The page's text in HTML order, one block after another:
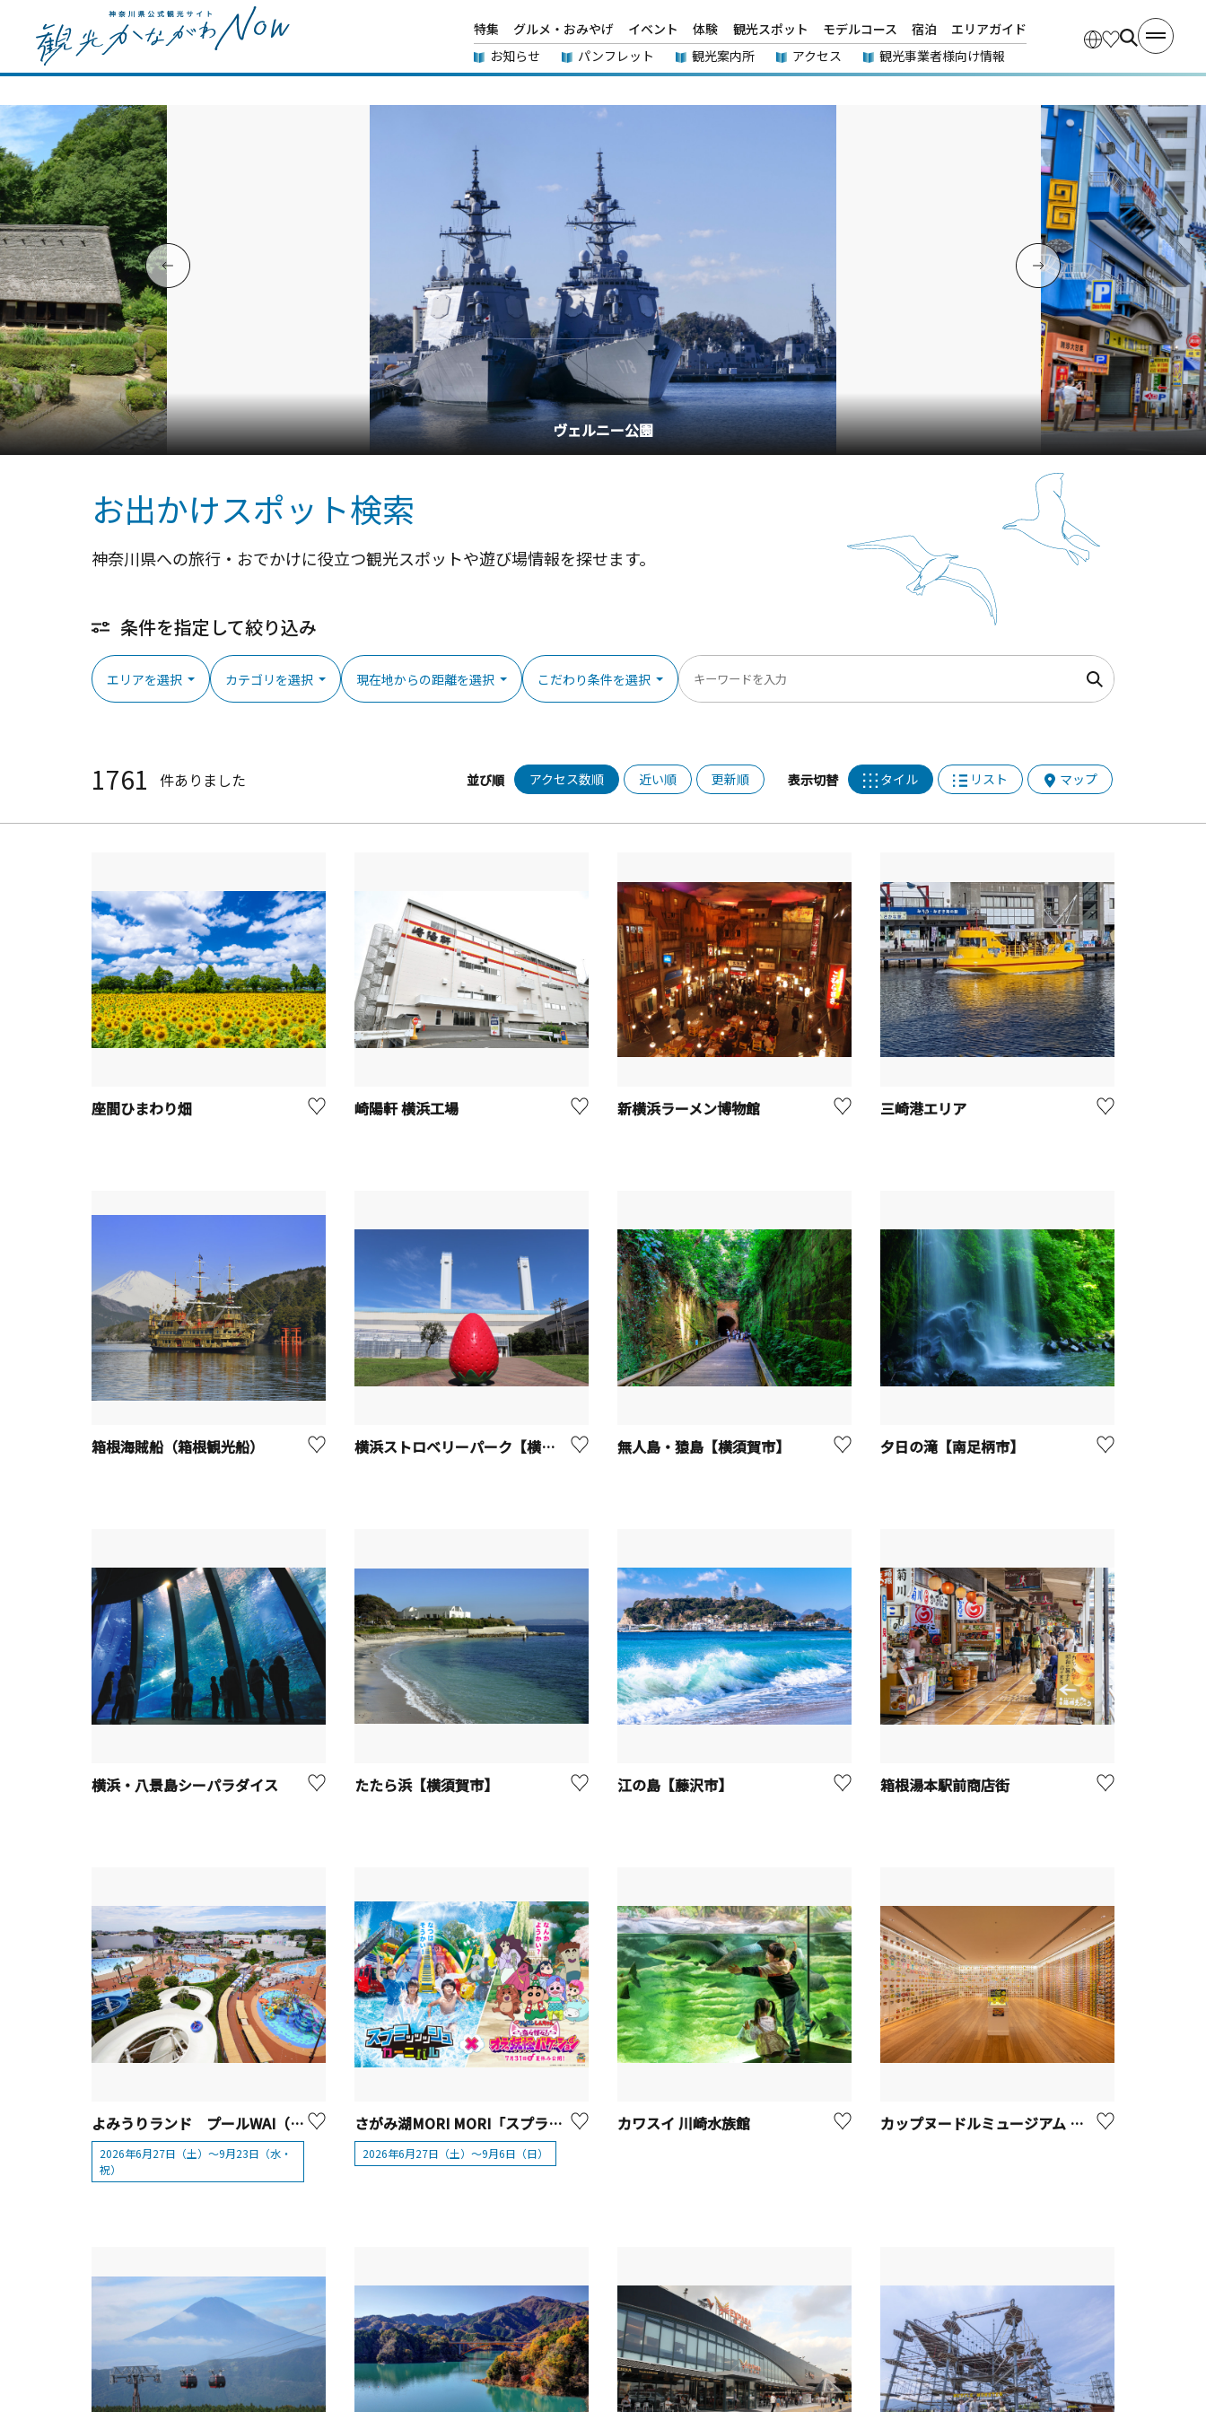
特集 グルメ・おみやげ イベント 体験 観光スポット モデルコース 宿泊
エリアガイド
お知らせ
パンフレット 観光案内所 アクセス 観光事業者様向け情報
横浜中華街
お出かけスポット検索
神奈川県への旅行・おでかけに役立つ観光スポットや遊び場情報を探せます。
条件を指定して絞り込み
エリアを選択 カテゴリを選択 現在地からの距離を選択 こだわり条件を選択
1761 件ありました 並び順 アクセス数順 近い順 更新順 表示切替 タイル リスト マップ
座間ひまわり畑 崎陽軒 横浜工場 新横浜ラーメン博物館 三崎港エリア
箱根海賊船（箱根観光船） 横浜ストロベリーパーク【横浜市鶴見区】 無人島・猿島【横須賀市】 夕日の滝【南足柄市】
横浜・八景島シーパラダイス たたら浜【横須賀市】 江の島【藤沢市】 箱根湯本駅前商店街
よみうりランド プールWAI（Water Amusement Island）【川崎市・東京都】
2026年6月27日（土）～9月23日（水・
祝）
さがみ湖MORI MORI「スプラッッッシュカーニバル」2026
2026年6月27日（土）～9月6日（日）
カワスイ 川崎水族館 カップヌードルミュージアム 横浜【横浜市】